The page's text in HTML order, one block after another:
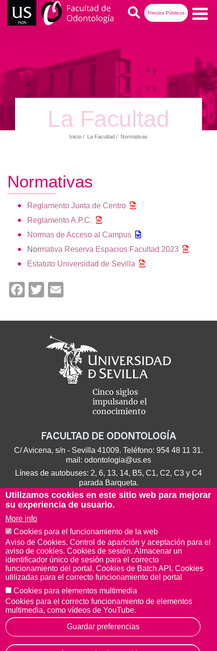
Pasar
Precios Públicos
Buscar
La Facultad
Inicio La Facultad Normativas
Normativas
Reglamento Junta de Centro
Reglamento A.P.C.
Normas de Acceso al Campus
Normativa Reserva Espacios Facultad 2023
Estatuto Universidad de Sevilla
Facebook
Twitter
Cinco siglos
impulsando el
conocimiento
FACULTAD DE ODONTOLOGÍA
C/ Avicena, s/n - Sevilla 41009. Teléfono: 954 48 11 31.
mail: odontologia@us.es
Líneas de autobuses: 2, 6, 13, 14, B5, C1, C2, C3 y C4
parada Barqueta.
Aviso Legal Protección de datos
© Copyright 2022 Universidad de Sevilla
Utilizamos cookies en este sitio web para mejorar
su experiencia de usuario.
More info
Cookies para el funcionamiento de la web
Aviso de Cookies. Control de aparición y aceptación para el
aviso de cookies. Cookies de sesión. Almacenar un
identificador único de sesión para el correcto
funcionamiento del portal. Cookies de Batch API. Cookies
utilizadas para el correcto funcionamiento del portal
Cookies para elementos multimedia
Cookies para el correcto funcionamiento de elementos
multimedia, como vídeos de YouTube.
Guardar preferencias